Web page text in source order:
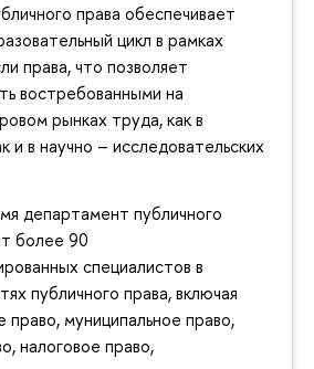
права обеспечивает
цикл в рамках
права, что позволяет
востребованными на
рынках труда, как в
и в научно – исследовательских
департамент публичного
более 90
специалистов в
публичного права, включая
право, муниципальное право,
налоговое право,